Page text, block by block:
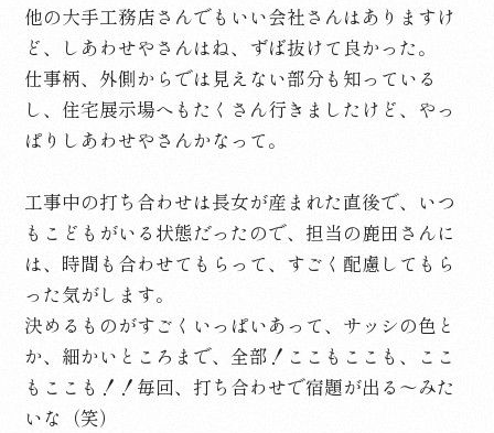
他の大手工務店さんでもいい会社さんはありますけ
ど、しあわせやさんはね、ずば抜けて良かった。
仕事柄、外側からでは見えない部分も知っている
し、住宅展示場へもたくさん行きましたけど、やっ
ぱりしあわせやさんかなって。
工事中の打ち合わせは長女が産まれた直後で、いつ
もこどもがいる状態だったので、担当の鹿田さんに
は、時間も合わせてもらって、すごく配慮してもら
った気がします。
決めるものがすごくいっぱいあって、サッシの色と
か、細かいところまで、全部！ここもここも、ここ
もここも！！毎回、打ち合わせで宿題が出る～みた
いな（笑）